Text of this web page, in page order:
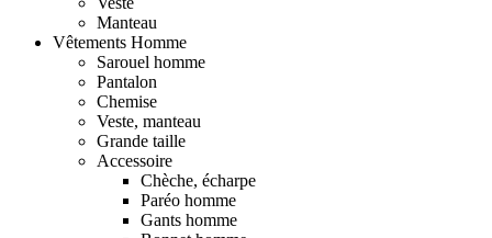
Manteau
Vêtements Homme
Sarouel homme
Pantalon
Chemise
Veste, manteau
Grande taille
Accessoire
Chèche, écharpe
Paréo homme
Gants homme